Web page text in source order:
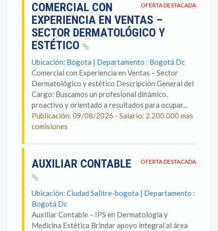
OFERTA DESTACADA
COMERCIAL CON
EXPERIENCIA EN VENTAS –
SECTOR DERMATOLÓGICO Y
ESTÉTICO
Ubicación: Bogota | Departamento : Bogotá Dc
Comercial con Experiencia en Ventas – Sector
Dermatológico y estético Descripción General del
Cargo: Buscamos un profesional dinámico,
proactivo y orientado a resultados para ocupar...
Publicación: 09/08/2026 - Salario: 2.200.000 mas
comisiones
OFERTA DESTACADA
AUXILIAR CONTABLE
Ubicación: Ciudad Salitre-bogota | Departamento :
Bogotá Dc
Auxiliar Contable – IPS en Dermatología y
Medicina Estética Brindar apoyo integral al área